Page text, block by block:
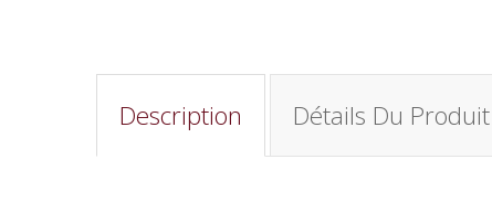
Description Détails Du Produit